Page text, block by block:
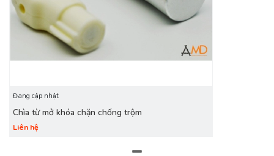
Đang cập nhật
Chìa từ mở khóa chặn chống trộm
Liên hệ